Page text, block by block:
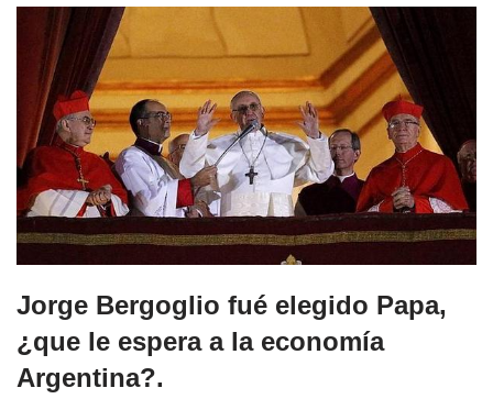
Jorge Bergoglio fué elegido Papa,
¿que le espera a la economía
Argentina?.